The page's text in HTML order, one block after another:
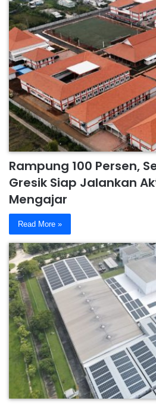
Rampung 100 Persen,
Gresik Siap Jalankan
Mengajar
Read More »